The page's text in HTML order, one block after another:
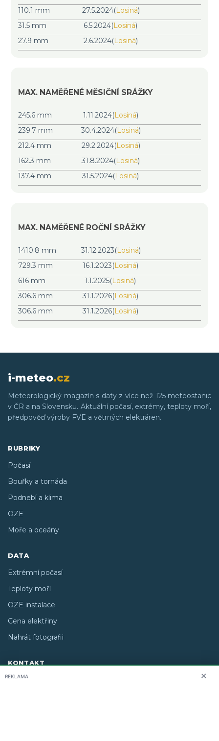
110.1 mm
27.5.2024(Losiná)
31.5 mm
6.5.2024(Losiná)
27.9 mm
2.6.2024(Losiná)
MAX. NAMĚŘENÉ MĚSIČNÍ SRÁŽKY
245.6 mm 1.11.2024(Losiná)
239.7 mm
30.4.2024(Losiná)
212.4 mm
29.2.2024(Losiná)
162.3 mm
31.8.2024(Losiná)
137.4 mm
31.5.2024(Losiná)
MAX. NAMĚŘENÉ ROČNÍ SRÁŽKY
1410.8 mm 31.12.2023(Losiná)
729.3 mm
16.1.2023(Losiná)
616 mm
1.1.2025(Losiná)
306.6 mm
31.1.2026(Losiná)
306.6 mm
31.1.2026(Losiná)
i-meteo.cz
Meteorologický magazín s daty z více než 125 meteostanic
v ČR a na Slovensku. Aktuální počasí, extrémy, teploty moří,
předpověď výroby FVE a větrných elektráren.
RUBRIKY
Počasí
Bouřky a tornáda
Podnebí a klima
OZE
Moře a oceány
DATA
Extrémní počasí
Teploty moří
OZE instalace
Cena elektřiny
Nahrát fotografii
KONTAKT
O nás
REKLAMA ✕